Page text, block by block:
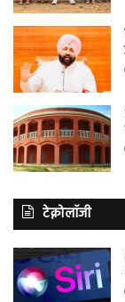
टेक्नोलॉजी